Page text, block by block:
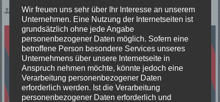
Veröffentlicht von: Guido Schultis
Wir freuen uns sehr über Ihr Interesse an unserem
Unternehmen. Eine Nutzung der Internetseiten ist
grundsätzlich ohne jede Angabe
personenbezogener Daten möglich. Sofern eine
betroffene Person besondere Services unseres
Unternehmens über unsere Internetseite in
Anspruch nehmen möchte, könnte jedoch eine
Verarbeitung personenbezogener Daten
erforderlich werden. Ist die Verarbeitung
personenbezogener Daten erforderlich und